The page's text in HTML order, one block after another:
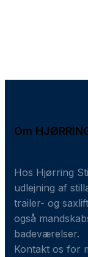
Om
Hos Hjørring
udlejning af
trailer- og
også
badeværelser.
Kontakt os for